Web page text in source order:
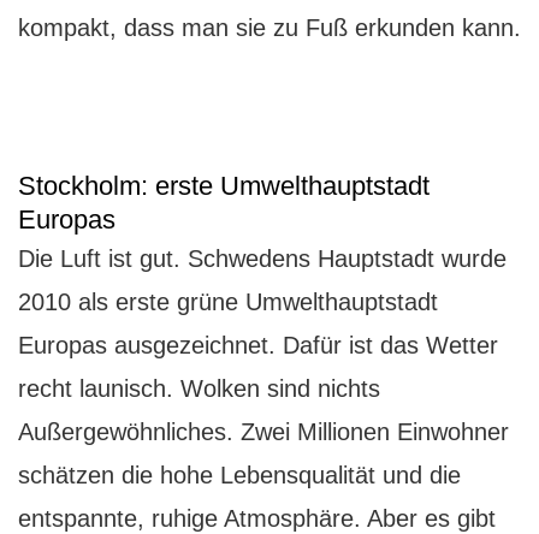
kompakt, dass man sie zu Fuß erkunden kann.
Stockholm: erste Umwelthauptstadt
Europas
Die Luft ist gut. Schwedens Hauptstadt wurde
2010 als erste grüne Umwelthauptstadt
Europas ausgezeichnet. Dafür ist das Wetter
recht launisch. Wolken sind nichts
Außergewöhnliches. Zwei Millionen Einwohner
schätzen die hohe Lebensqualität und die
entspannte, ruhige Atmosphäre. Aber es gibt